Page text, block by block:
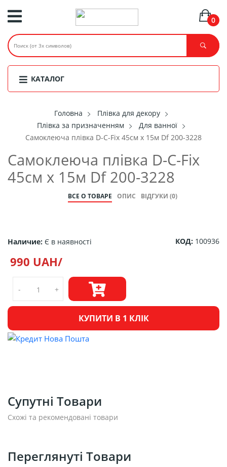
0
КАТАЛОГ
Головнa
Плівка для декору
Плівка за призначенням
Для ванної
Самоклеюча плівка D-C-Fix 45см х 15м Df 200-3228
Самоклеюча плівка D-C-Fix
45см х 15м Df 200-3228
ВСЕ О ТОВАРЕ ОПИС ВІДГУКИ (0)
Наличие: Є в наявності КОД: 100936
990 UAH/
- +
КУПИТИ В 1 КЛІК
Супутні Товари
Схожі та рекомендовані товари
Переглянуті Товари